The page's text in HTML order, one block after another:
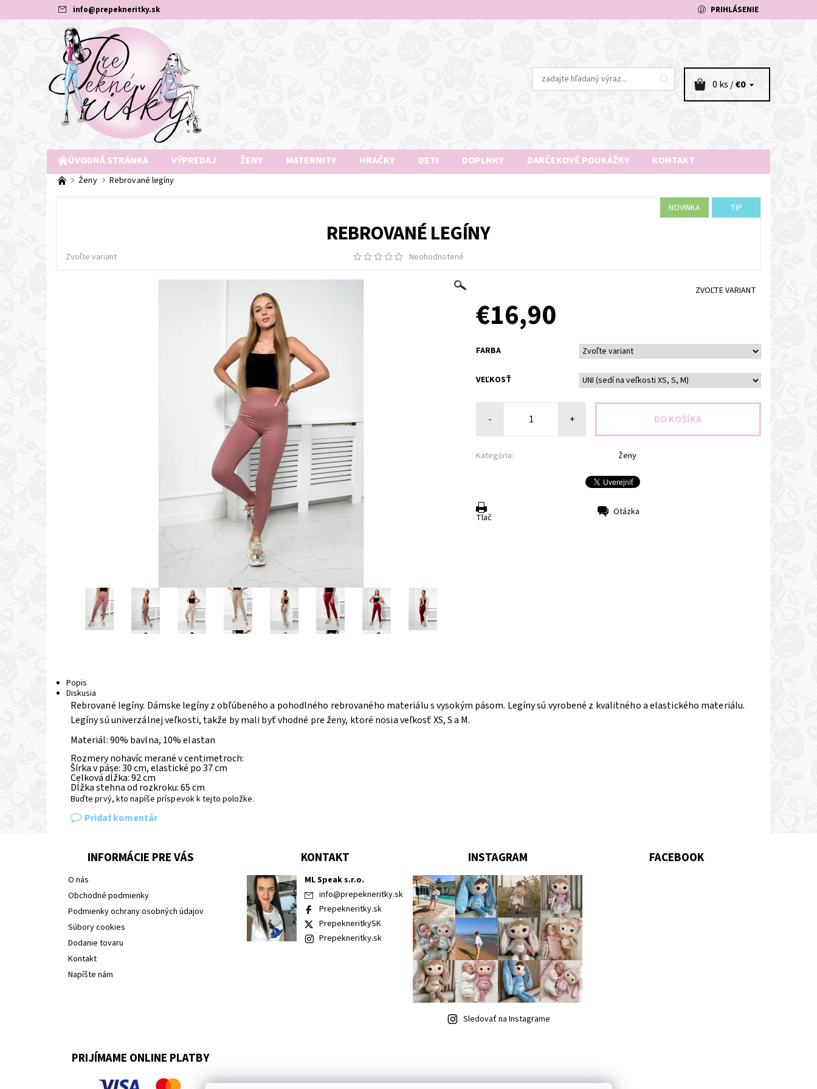
info@prepekneritky.sk PRIHLÁSENIE
0 ks /€0
ÚVODNÁ STRÁNKA VÝPREDAJ ŽENY MATERNITY HRAČKY DETI DOPLNKY DARČEKOVÉ POUKÁŽKY KONTAKT
Ženy Rebrované legíny
NOVINKA TIP
REBROVANÉ LEGÍNY
Zvoľte variant Neohodnotené
ZVOĽTE VARIANT
€16,90
FARBA
VEĽKOSŤ
- +
Kategória: Ženy
Tlač Otázka
Popis
Diskusia
Rebrované legíny. Dámske legíny z obľúbeného a pohodlného rebrovaného materiálu s vysokým pásom. Legíny sú vyrobené z kvalitného a elastického materiálu.
Legíny sú univerzálnej veľkosti, takže by mali byť vhodné pre ženy, ktoré nosia veľkosť XS, S a M.
Materiál: 90% bavlna, 10% elastan
Rozmery nohavíc merané v centimetroch:
Šírka v páse: 30 cm, elastické po 37 cm
Celková dĺžka: 92 cm
Dĺžka stehna od rozkroku: 65 cm
Buďte prvý, kto napíše príspevok k tejto položke.
Pridať komentár
INFORMÁCIE PRE VÁS
O nás
Obchodné podmienky
Podmienky ochrany osobných údajov
Súbory cookies
Dodanie tovaru
Kontakt
Napíšte nám
KONTAKT
ML Speak s.r.o.
info@prepekneritky.sk
Prepekneritky.sk
PrepekneritkySK
Prepekneritky.sk
INSTAGRAM
Sledovať na Instagrame
FACEBOOK
PRIJÍMAME ONLINE PLATBY